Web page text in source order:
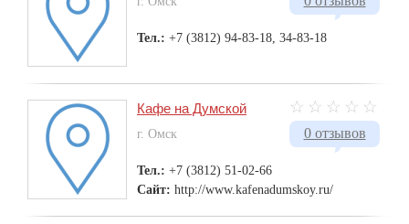
Тел.: +7 (3812) 94-83-18, 34-83-18
0 отзывов
Кафе на Думской
г. Омск
Тел.: +7 (3812) 51-02-66
Сайт: http://www.kafenadumskoy.ru/